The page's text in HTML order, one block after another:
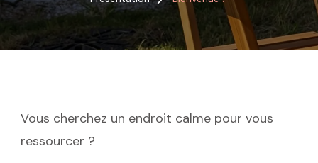
Vous cherchez un endroit calme pour vous
ressourcer ?